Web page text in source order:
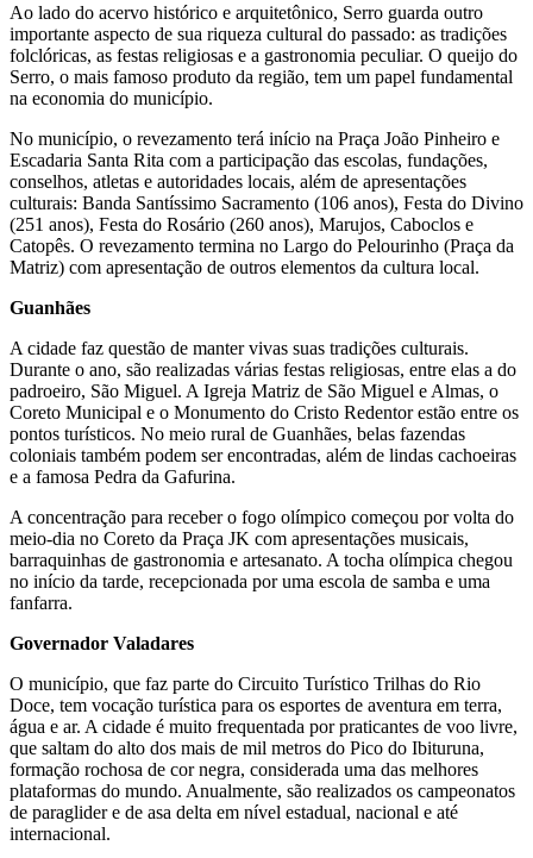
Ao lado do acervo histórico e arquitetônico, Serro guarda outro
importante aspecto de sua riqueza cultural do passado: as tradições
folclóricas, as festas religiosas e a gastronomia peculiar. O queijo do
Serro, o mais famoso produto da região, tem um papel fundamental
na economia do município.
No município, o revezamento terá início na Praça João Pinheiro e
Escadaria Santa Rita com a participação das escolas, fundações,
conselhos, atletas e autoridades locais, além de apresentações
culturais: Banda Santíssimo Sacramento (106 anos), Festa do Divino
(251 anos), Festa do Rosário (260 anos), Marujos, Caboclos e
Catopês. O revezamento termina no Largo do Pelourinho (Praça da
Matriz) com apresentação de outros elementos da cultura local.
Guanhães
A cidade faz questão de manter vivas suas tradições culturais.
Durante o ano, são realizadas várias festas religiosas, entre elas a do
padroeiro, São Miguel. A Igreja Matriz de São Miguel e Almas, o
Coreto Municipal e o Monumento do Cristo Redentor estão entre os
pontos turísticos. No meio rural de Guanhães, belas fazendas
coloniais também podem ser encontradas, além de lindas cachoeiras
e a famosa Pedra da Gafurina.
A concentração para receber o fogo olímpico começou por volta do
meio-dia no Coreto da Praça JK com apresentações musicais,
barraquinhas de gastronomia e artesanato. A tocha olímpica chegou
no início da tarde, recepcionada por uma escola de samba e uma
fanfarra.
Governador Valadares
O município, que faz parte do Circuito Turístico Trilhas do Rio
Doce, tem vocação turística para os esportes de aventura em terra,
água e ar. A cidade é muito frequentada por praticantes de voo livre,
que saltam do alto dos mais de mil metros do Pico do Ibituruna,
formação rochosa de cor negra, considerada uma das melhores
plataformas do mundo. Anualmente, são realizados os campeonatos
de paraglider e de asa delta em nível estadual, nacional e até
internacional.